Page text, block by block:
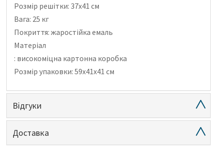
Розмір решітки: 37х41 см
Вага: 25 кг
Покриття: жаростійка емаль
Матеріал
: високоміцна картонна коробка
Розмір упаковки: 59х41х41 см
Відгуки
Доставка